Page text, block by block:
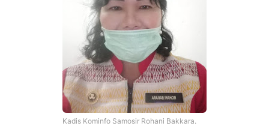
Kadis Kominfo Samosir Rohani Bakkara.